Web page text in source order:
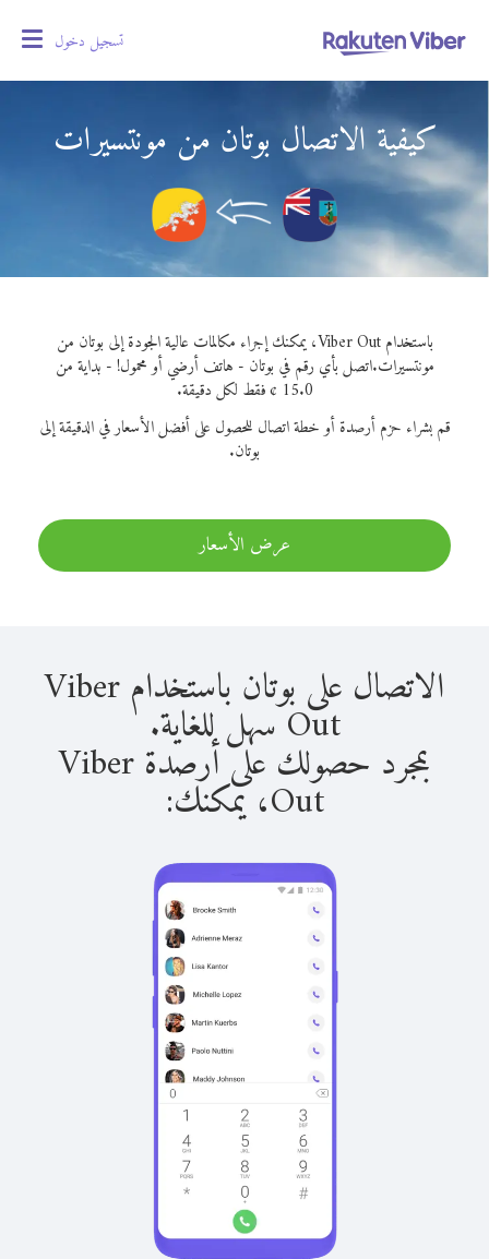
تسجيل دخول
كيفية الاتصال بوتان من مونتسيرات
باستخدام Viber Out، يمكنك إجراء مكالمات عالية الجودة إلى بوتان من
مونتسيرات.اتصل بأي رقم في بوتان - هاتف أرضي أو محمول! - بداية من
15.0 ¢ فقط لكل دقيقة.
قم بشراء حزم أرصدة أو خطة اتصال للحصول على أفضل الأسعار في الدقيقة إلى
بوتان.
عرض الأسعار
الاتصال على بوتان باستخدام Viber
Out سهل للغاية.
بمجرد حصولك على أرصدة Viber
Out، يمكنك: